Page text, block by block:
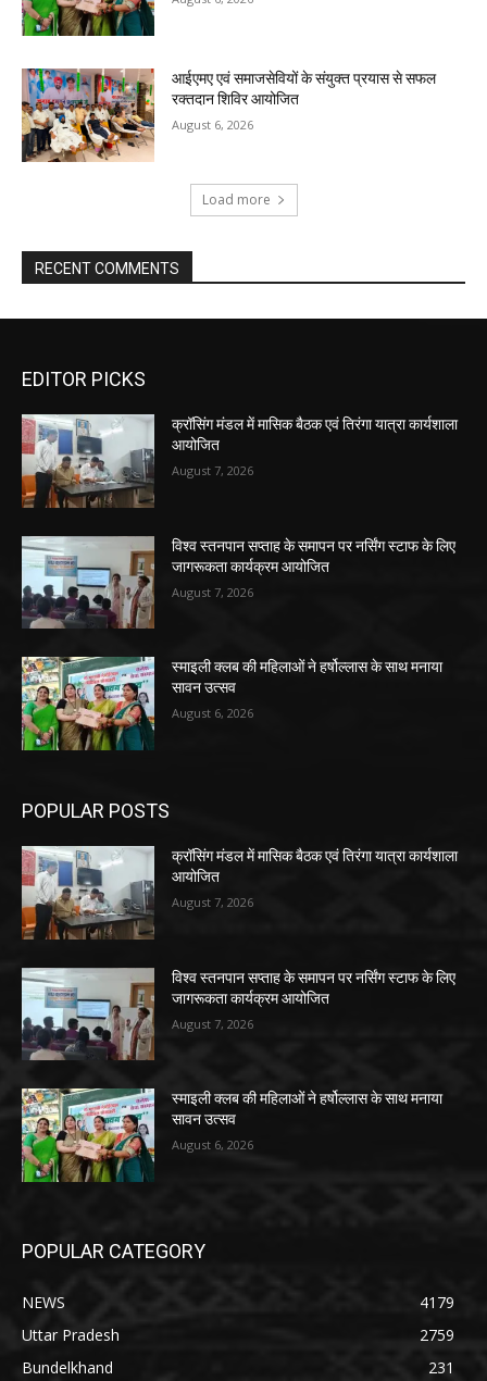
आईएमए एवं समाजसेवियों के संयुक्त प्रयास से सफल
रक्तदान शिविर आयोजित
August 6, 2026
Load more
RECENT COMMENTS
EDITOR PICKS
क्रॉसिंग मंडल में मासिक बैठक एवं तिरंगा यात्रा कार्यशाला
आयोजित
August 7, 2026
विश्व स्तनपान सप्ताह के समापन पर नर्सिंग स्टाफ के लिए
जागरूकता कार्यक्रम आयोजित
August 7, 2026
स्माइली क्लब की महिलाओं ने हर्षोल्लास के साथ मनाया
सावन उत्सव
August 6, 2026
POPULAR POSTS
क्रॉसिंग मंडल में मासिक बैठक एवं तिरंगा यात्रा कार्यशाला
आयोजित
August 7, 2026
विश्व स्तनपान सप्ताह के समापन पर नर्सिंग स्टाफ के लिए
जागरूकता कार्यक्रम आयोजित
August 7, 2026
स्माइली क्लब की महिलाओं ने हर्षोल्लास के साथ मनाया
सावन उत्सव
August 6, 2026
POPULAR CATEGORY
NEWS
4179
Uttar Pradesh
2759
Bundelkhand
231